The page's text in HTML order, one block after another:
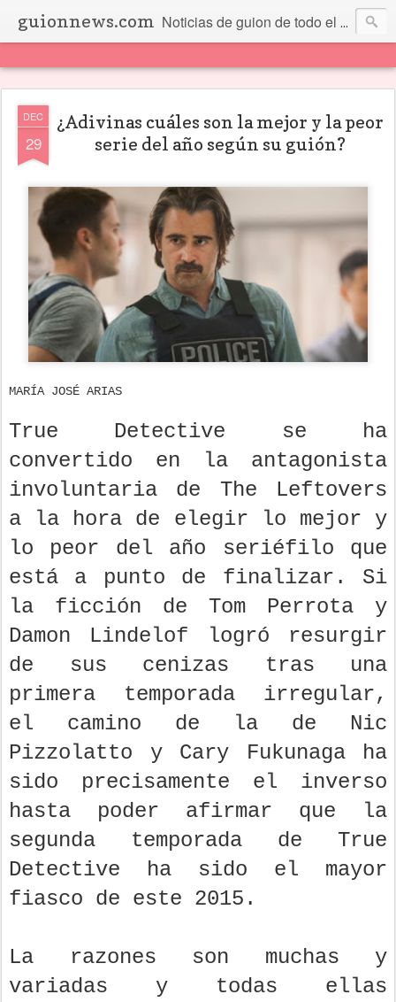
guionnews.com Noticias de guion de todo el mundo... Y más.
DEC
29
¿Adivinas cuáles son la mejor y la peor
serie del año según su guión?
MARÍA JOSÉ ARIAS
True Detective se ha
convertido en la antagonista
involuntaria de The Leftovers
a la hora de elegir lo mejor y
lo peor del año seriéfilo que
está a punto de finalizar. Si
la ficción de Tom Perrota y
Damon Lindelof logró resurgir
de sus cenizas tras una
primera temporada irregular,
el camino de la de Nic
Pizzolatto y Cary Fukunaga ha
sido precisamente el inverso
hasta poder afirmar que la
segunda temporada de True
Detective ha sido el mayor
fiasco de este 2015.
La razones son muchas y
variadas y todas ellas